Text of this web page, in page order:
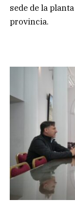
sede de la
provincia.